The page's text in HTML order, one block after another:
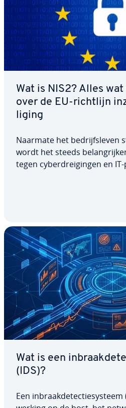
Wat is NIS2? Alles
over de EU-richtlijn
li­ging
Naarmate het be­drijfs­le­ven
wordt het steeds
tegen cy­ber­drei­gin­gen en
Wat is een
(IDS)?
Een in­braak­de­tec­tie­sys­teem